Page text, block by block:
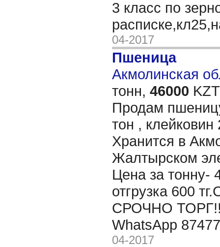
3 класс по
04-2017
Пшеница
Акмолинская
тонн, 46000
Продам
тон ,
Хранится в
Жалтырском
Цена за тонну-
отгрузка 600
СРОЧНО
WhatsApp
04-2017